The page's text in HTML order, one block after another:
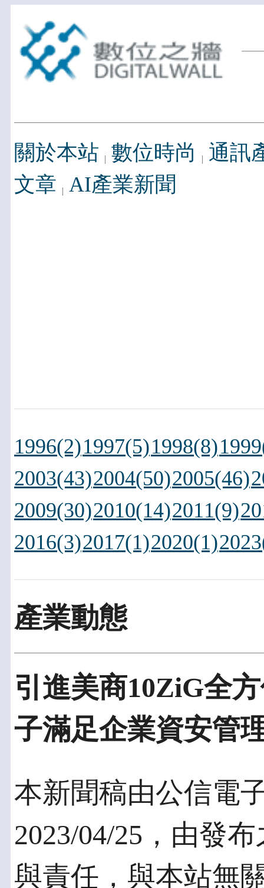
關於本站 數位時尚
通訊
文章 AI產業新聞
1996(2)1997(5)1998(8)
2003(43)2004(50)2005(46)
2009(30)2010(14)2011(9)
2016(3)2017(1)2020(1)
產業動態
引進美商10ZiG全
子滿足企業資安管
本新聞稿由公信電
2023/04/25，由發
與責任，與本站無